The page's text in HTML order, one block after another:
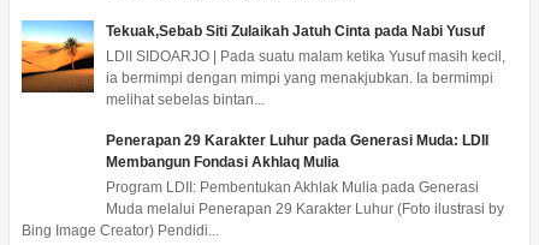
Tekuak,Sebab Siti Zulaikah Jatuh Cinta pada Nabi Yusuf
LDII SIDOARJO | Pada suatu malam ketika Yusuf masih kecil,
ia bermimpi dengan mimpi yang menakjubkan. Ia bermimpi
melihat sebelas bintan...
Penerapan 29 Karakter Luhur pada Generasi Muda: LDII
Membangun Fondasi Akhlaq Mulia
Program LDII: Pembentukan Akhlak Mulia pada Generasi
Muda melalui Penerapan 29 Karakter Luhur (Foto ilustrasi by
Bing Image Creator) Pendidi...